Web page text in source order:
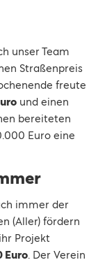
unser Team
Straßenpreis
freute
und einen
bereiteten
Euro eine
immer der
(Aller) fördern
Projekt
Euro. Der Verein